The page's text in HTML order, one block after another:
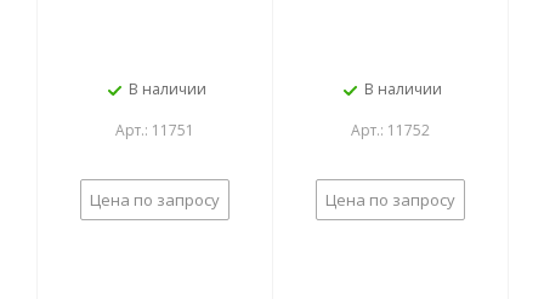
В наличии
Арт.: 11751
Цена по запросу
В наличии
Арт.: 11752
Цена по запросу